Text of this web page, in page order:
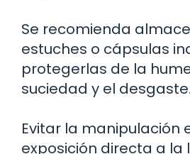
Se recomienda
estuches o cápsulas
protegerlas de la
suciedad y el desgaste.
Evitar la manipulación
exposición directa a la